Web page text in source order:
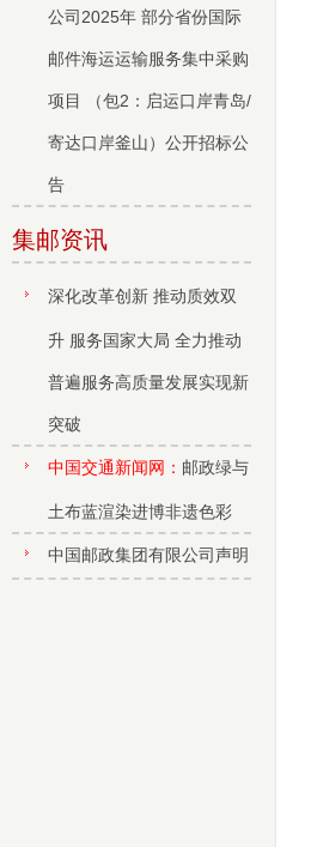
公司2025年 部分省份国际
邮件海运运输服务集中采购
项目 （包2：启运口岸青岛/
寄达口岸釜山）公开招标公
告
集邮资讯
深化改革创新 推动质效双
升 服务国家大局 全力推动
普遍服务高质量发展实现新
突破
中国交通新闻网： 邮政绿与
土布蓝渲染进博非遗色彩
中国邮政集团有限公司声明